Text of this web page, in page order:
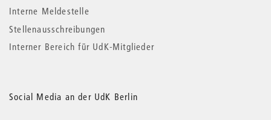
Interne Meldestelle
Stellenausschreibungen
Interner Bereich für UdK-Mitglieder
Social Media an der UdK Berlin